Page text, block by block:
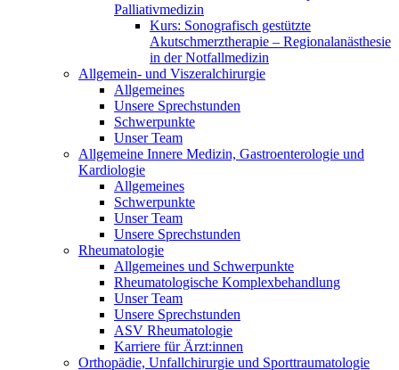
Palliativmedizin
Kurs: Sonografisch gestützte
Akutschmerztherapie – Regionalanästhesie
in der Notfallmedizin
Allgemein- und Viszeralchirurgie
Allgemeines
Unsere Sprechstunden
Schwerpunkte
Unser Team
Allgemeine Innere Medizin, Gastroenterologie und
Kardiologie
Allgemeines
Schwerpunkte
Unser Team
Unsere Sprechstunden
Rheumatologie
Allgemeines und Schwerpunkte
Rheumatologische Komplexbehandlung
Unser Team
Unsere Sprechstunden
ASV Rheumatologie
Karriere für Ärzt:innen
Orthopädie, Unfallchirurgie und Sporttraumatologie